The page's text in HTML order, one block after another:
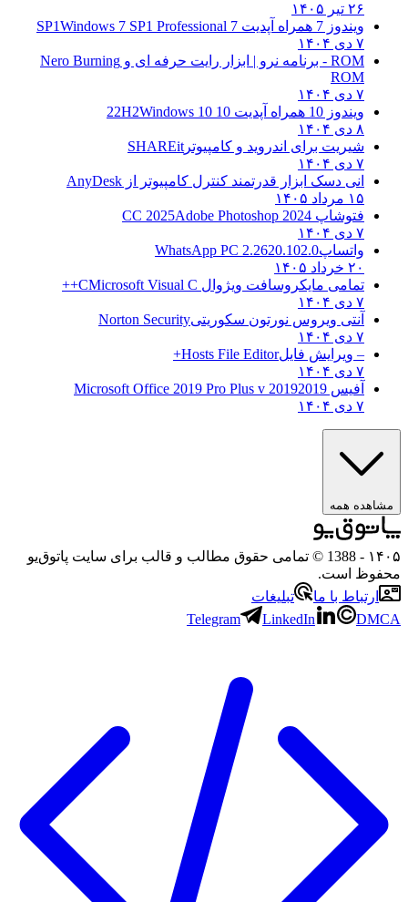
ویندوز 7 همراه آپدیت 7 SP1
Windows 7 SP1 Professional
ROM - برنامه نرو | ابزار رایت حرفه ای و
Nero Burning
ویندوز 10 همراه آپدیت 10 22H2
Windows 10
شیریت برای اندروید و کامپیوترSHAREit
انی دسک ابزار قدرتمند کنترل کامپیوتر ازAnyDesk
فتوشاپ CC 2025Adobe Photoshop 2024
واتساپ WhatsApp PC 2.2620.102.0
تمامی مایکروسافت ویژوال CMicrosoft Visual C++
آنتی ویروس نورتون سکوریتیNorton Security
– ویرایش فایل Hosts File Editor+
آفیس 2019
2019 Microsoft Office 2019 Pro Plus v
همه
- 1388 © تمامی حقوق مطالب و قالب برای سایت پاتوق‌یو
است.
با ما
تبلیغات
Telegram
LinkedIn